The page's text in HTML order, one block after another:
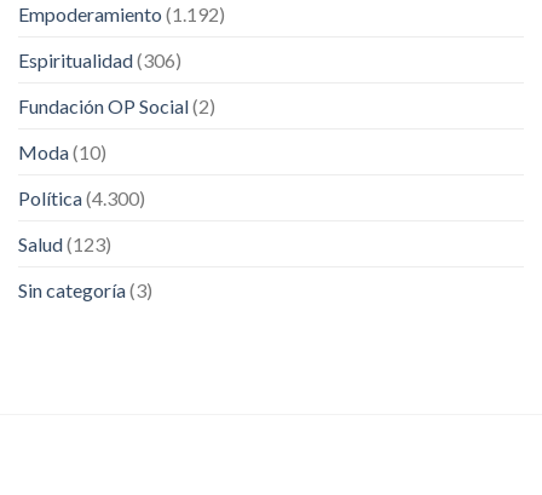
Empoderamiento (1.192)
Espiritualidad(306)
Fundación OP Social(2)
Moda(10)
Política(4.300)
Salud(123)
Sin categoría(3)